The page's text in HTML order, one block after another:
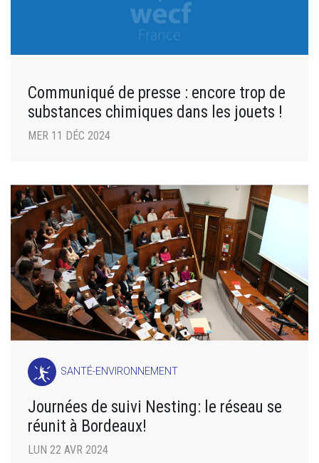
Communiqué de presse : encore trop de
substances chimiques dans les jouets !
MER 11 DÉC 2024
SANTÉ-ENVIRONNEMENT
Journées de suivi Nesting: le réseau se
réunit à Bordeaux!
LUN 22 AVR 2024